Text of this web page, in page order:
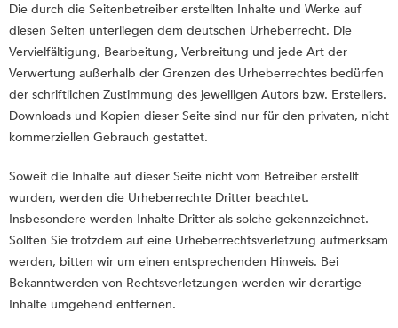
Die durch die Seitenbetreiber erstellten Inhalte und Werke auf
diesen Seiten unterliegen dem deutschen Urheberrecht. Die
Vervielfältigung, Bearbeitung, Verbreitung und jede Art der
Verwertung außerhalb der Grenzen des Urheberrechtes bedürfen
der schriftlichen Zustimmung des jeweiligen Autors bzw. Erstellers.
Downloads und Kopien dieser Seite sind nur für den privaten, nicht
kommerziellen Gebrauch gestattet.
Soweit die Inhalte auf dieser Seite nicht vom Betreiber erstellt
wurden, werden die Urheberrechte Dritter beachtet.
Insbesondere werden Inhalte Dritter als solche gekennzeichnet.
Sollten Sie trotzdem auf eine Urheberrechtsverletzung aufmerksam
werden, bitten wir um einen entsprechenden Hinweis. Bei
Bekanntwerden von Rechtsverletzungen werden wir derartige
Inhalte umgehend entfernen.